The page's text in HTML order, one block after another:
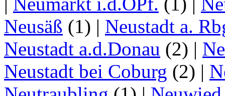
Neusäß (1) | Neustadt a.
Neustadt a.d.Donau (2) |
Neustadt bei Coburg (2) |